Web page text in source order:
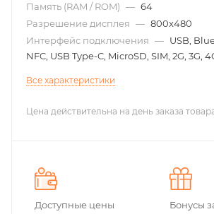
Память (RAM / ROM) — 64
Разрешение дисплея — 800x480
Интерфейс подключения — USB,
NFC, USB Type-C, MicroSD, SIM, 2G, 3G,
Все характеристики
Цена действительна на день заказа
Доступные цены
Бонусы